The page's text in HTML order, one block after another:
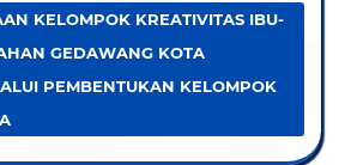
KELOMPOK KREATIVITAS IBU-
GEDAWANG KOTA
PEMBENTUKAN KELOMPOK